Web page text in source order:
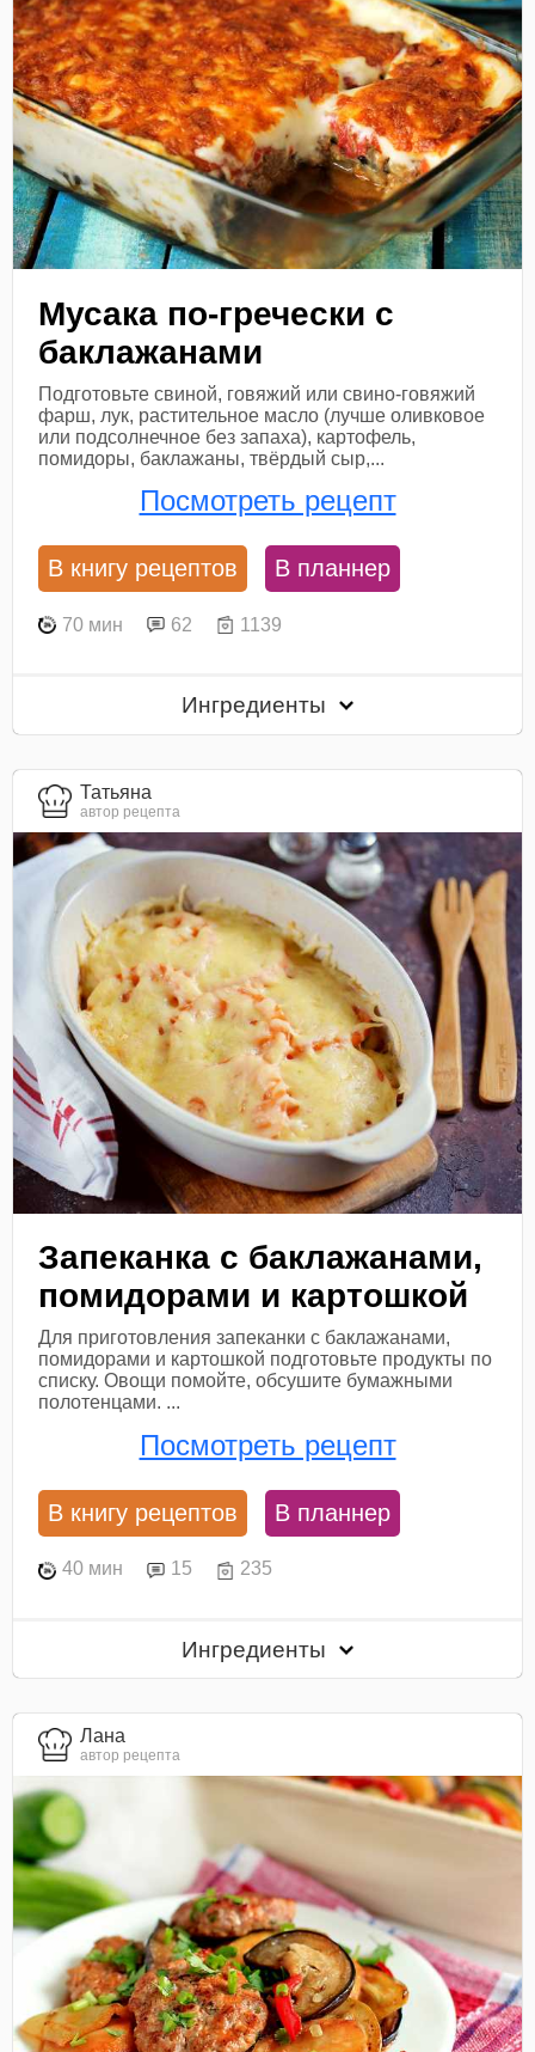
Мусака по-гречески с
баклажанами
Подготовьте свиной, говяжий или свино-говяжий
фарш, лук, растительное масло (лучше оливковое
или подсолнечное без запаха), картофель,
помидоры, баклажаны, твёрдый сыр,...
Посмотреть рецепт
В книгу рецептов В планнер
70 мин 62 1139
Ингредиенты
Татьяна
автор рецепта
Запеканка с баклажанами,
помидорами и картошкой
Для приготовления запеканки с баклажанами,
помидорами и картошкой подготовьте продукты по
списку. Овощи помойте, обсушите бумажными
полотенцами. ...
Посмотреть рецепт
В книгу рецептов В планнер
40 мин 15 235
Ингредиенты
Лана
автор рецепта